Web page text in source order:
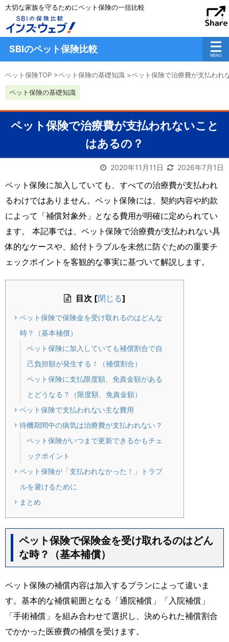
大切な家族を守るためにペット保険の一括比較
SBIのペット保険比較
ペット保険TOP >ペット保険の基礎知識 >ペット保険で治療費が支払われ
ペット保険の基礎知識
ペット保険で治療費が支払われないこと
はあるの？
2020年11月11日 2026年7月1日
ペット保険に加入していても、すべての治療費が支払われ
るわけではありません。ペット保険には、契約内容や約款
によって「補償対象外」となる費用が明確に定められてい
ます。 本記事では、ペット保険で治療費が支払われない具
体的なケースや、給付トラブルを未然に防ぐための重要チ
ェックポイントを客観的な事実に基づいて解説します。
目次 [閉じる]
ペット保険で保険金を受け取れるのはどんな
時？（基本補償）
ペット保険に加入していても補償割合で自
己負担額が発生する！（補償割合）
ペット保険に支払限度額、免責金額がある
とどうなる？（限度額、免責金額）
ペット保険で支払われない主な費用
待機期間中の病気は治療費が支払われない？
ペット保険がいつまで更新できるかもチェ
ックポイント
ペット保険が「支払われなかった！」トラブ
ルを避けるために
まとめ
ペット保険で保険金を受け取れるのはどん
な時？（基本補償）
ペット保険の補償内容は加入するプランによって違いま
す。基本的な補償範囲となる「通院補償」「入院補償」
「手術補償」を組み合わせて選択し、決められた補償割合
でかかった医療費の補償を受けます。